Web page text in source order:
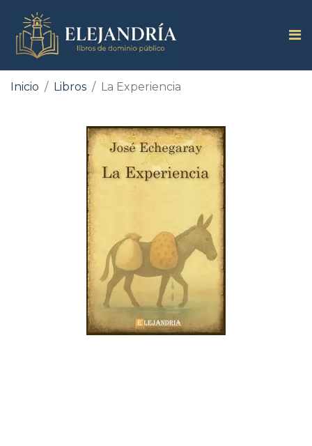
Inicio Libros La Experiencia